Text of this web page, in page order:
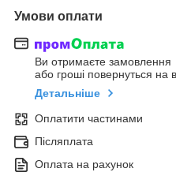
Умови оплати
Ви отримаєте замовлення
або гроші повернуться на
Детальніше
Оплатити частинами
Післяплата
Оплата на рахунок